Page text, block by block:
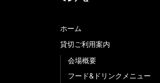
ホーム
貸切ご利用案内
会場概要
フード&ドリンクメニュー